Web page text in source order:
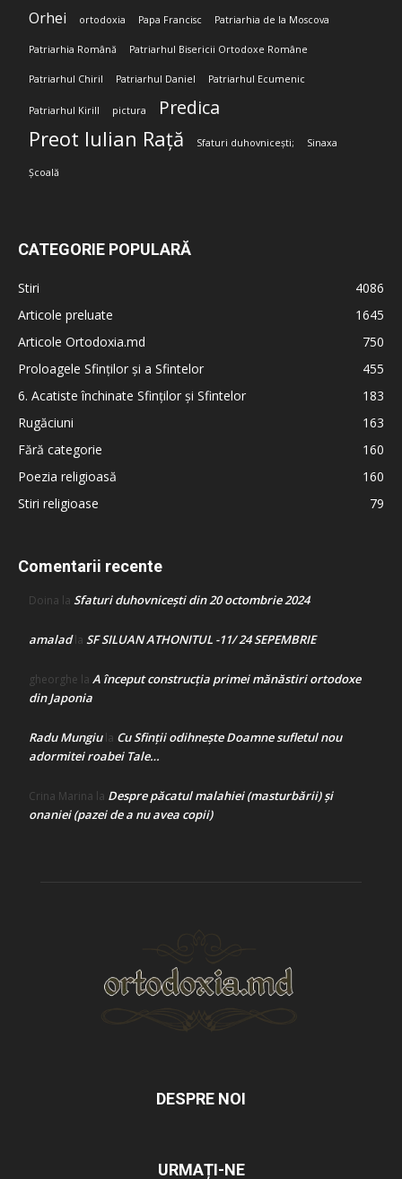
Orhei ortodoxia Papa Francisc Patriarhia de la Moscova
Patriarhia Română Patriarhul Bisericii Ortodoxe Române
Patriarhul Chiril Patriarhul Daniel Patriarhul Ecumenic
Patriarhul Kirill pictura Predica
Preot Iulian Rață Sfaturi duhovnicești; Sinaxa
Școală
CATEGORIE POPULARĂ
Stiri
4086
Articole preluate
1645
Articole Ortodoxia.md
750
Proloagele Sfinților și a Sfintelor
455
6. Acatiste închinate Sfinților și Sfintelor
183
Rugăciuni
163
Fără categorie
160
Poezia religioasă
160
Stiri religioase
79
Comentarii recente
Doina la Sfaturi duhovnicești din 20 octombrie 2024
amaladla SF SILUAN ATHONITUL -11/ 24 SEPEMBRIE
gheorghe la A început construcţia primei mănăstiri ortodoxe
din Japonia
Radu Mungiula Cu Sfinții odihnește Doamne sufletul nou
adormitei roabei Tale…
Crina Marina la Despre păcatul malahiei (masturbării) şi
onaniei (pazei de a nu avea copii)
DESPRE NOI
URMAȚI-NE